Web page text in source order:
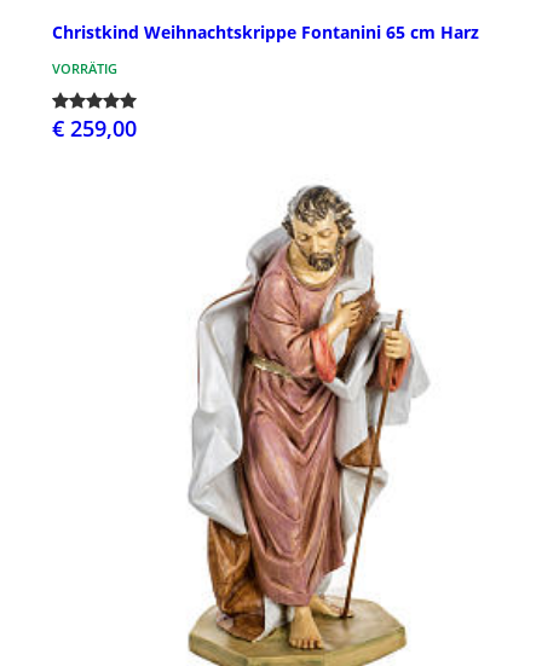
Christkind Weihnachtskrippe Fontanini 65 cm Harz
VORRÄTIG
€ 259,00